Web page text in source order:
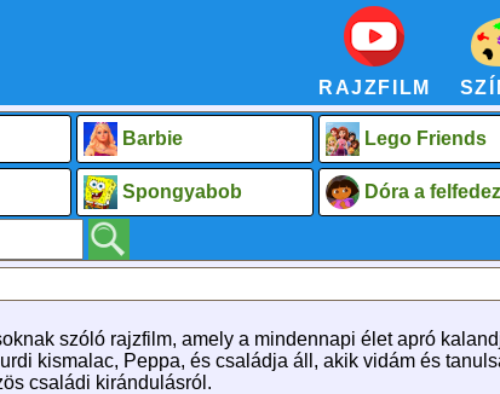
RAJZFILM
Barbie Lego Friends
Spongyabob Dóra a
szóló rajzfilm, amely a mindennapi élet apró
kismalac, Peppa, és családja áll, akik vidám és
családi kirándulásról.